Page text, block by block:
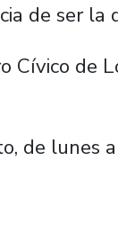
de ser la
Cívico de
de lunes